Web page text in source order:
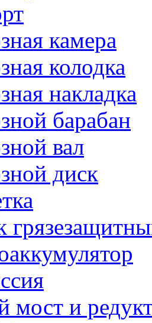
камера
колодка
накладка
барабан
вал
диск
мост и